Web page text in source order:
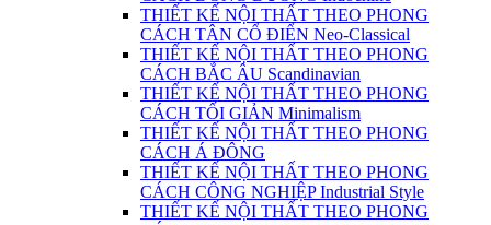
THIẾT KẾ NỘI THẤT THEO PHONG
CÁCH TÂN CỔ ĐIỂN Neo-Classical
THIẾT KẾ NỘI THẤT THEO PHONG
CÁCH BẮC ÂU Scandinavian
THIẾT KẾ NỘI THẤT THEO PHONG
CÁCH TỐI GIẢN Minimalism
THIẾT KẾ NỘI THẤT THEO PHONG
CÁCH Á ĐÔNG
THIẾT KẾ NỘI THẤT THEO PHONG
CÁCH CÔNG NGHIỆP Industrial Style
THIẾT KẾ NỘI THẤT THEO PHONG